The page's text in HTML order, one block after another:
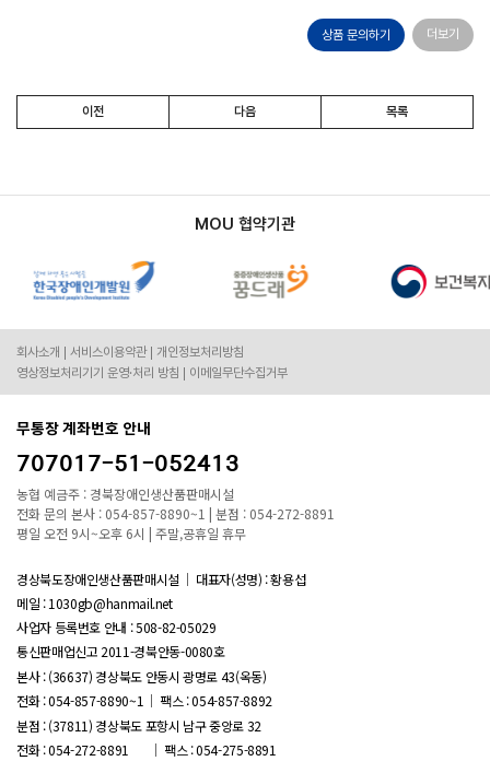
상품 문의하기 더보기
이전 다음 목록
MOU 협약기관
회사소개 서비스이용약관
개인정보처리방침
영상정보처리기기 운영·처리 방침
이메일무단수집거부
무통장 계좌번호 안내
707017-51-052413
농협 예금주 : 경북장애인생산품판매시설
전화 문의 본사 : 054-857-8890~1 | 분점 : 054-272-8891
평일 오전 9시~오후 6시 | 주말,공휴일 휴무
경상북도장애인생산품판매시설
대표자(성명) : 황용섭
메일 : 1030gb@hanmail.net
사업자 등록번호 안내 :508-82-05029
통신판매업신고 2011-경북안동-0080호
본사 : (36637) 경상북도 안동시 광명로 43(옥동)
전화 : 054-857-8890~1
팩스 : 054-857-8892
분점 : (37811) 경상북도 포항시 남구 중앙로 32
전화 : 054-272-8891
팩스 : 054-275-8891